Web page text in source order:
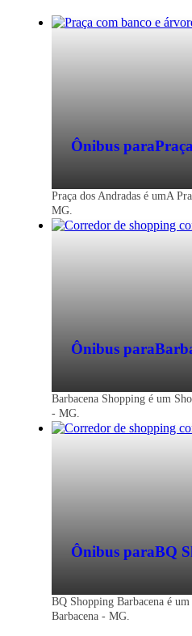
Ônibus para
Praça dos Andradas é umA
MG.
Ônibus para
Barbacena Shopping é um
- MG.
Ônibus paraBQ
BQ Shopping Barbacena é
Barbacena - MG.